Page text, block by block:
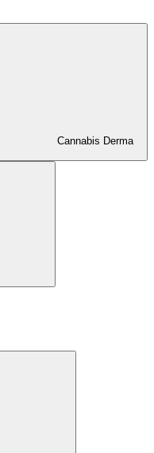
Cannabis Derma